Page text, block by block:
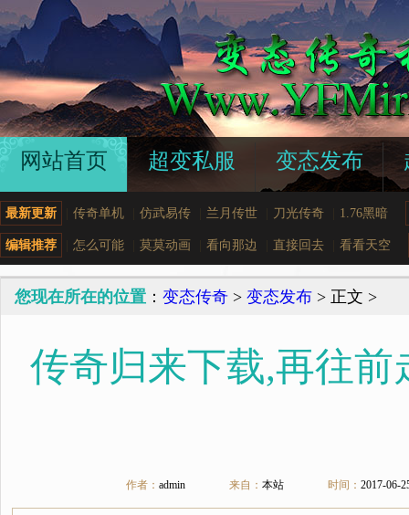
网站首页 超变私服 变态发布
最新更新 传奇单机 仿武易传 兰月传世 刀光传奇 1.76黑暗
编辑推荐 怎么可能 莫莫动画 看向那边 直接回去 看看天空
您现在所在的位置 ： 变态传奇 > 变态发布 > 正文 >
传奇归来下载,再往
作者： admin 来自： 本站 时间： 2017-06-